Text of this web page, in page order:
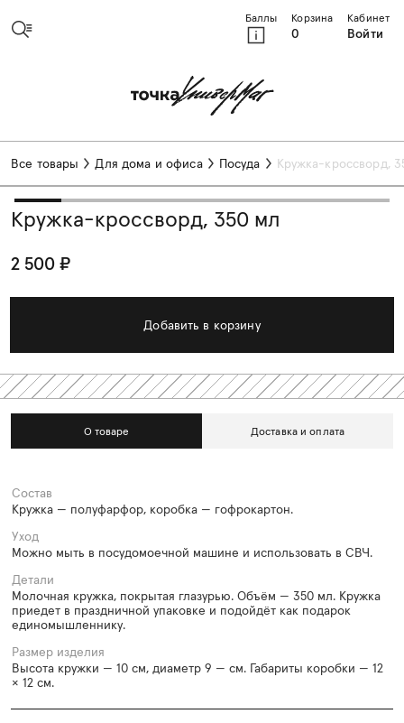
Баллы Корзина
0
Кабинет
Войти
Все товары Для дома и офиса Посуда Кружка-кроссворд,
Кружка-кроссворд, 350 мл
2 500 ₽
Добавить в корзину
О товаре Доставка и оплата
Состав
Кружка — полуфарфор, коробка — гофрокартон.
Уход
Можно мыть в посудомоечной машине и использовать в СВЧ.
Детали
Молочная кружка, покрытая глазурью. Объём — 350 мл. Кружка
приедет в праздничной упаковке и подойдёт как подарок
единомышленнику.
Размер изделия
Высота кружки — 10 см, диаметр 9 — см. Габариты коробки — 12
× 12 см.